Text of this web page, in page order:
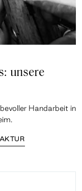
unsere
Handarbeit in